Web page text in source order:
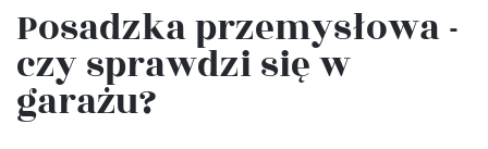
Posadzka przemysłowa -
czy sprawdzi się w
garażu?